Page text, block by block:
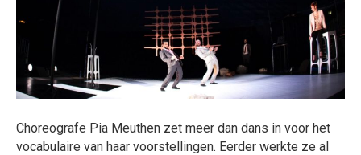
Choreografe Pia Meuthen zet meer dan dans in voor het
vocabulaire van haar voorstellingen. Eerder werkte ze al